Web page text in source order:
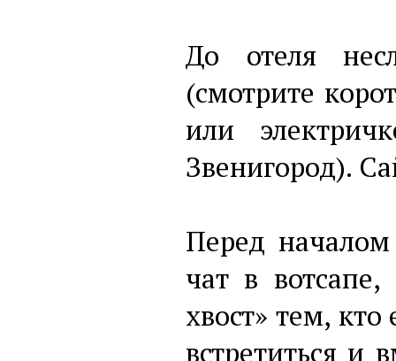
До отеля
(смотрите
или
Звенигород).
Перед
чат в
хвост» тем,
встретиться и